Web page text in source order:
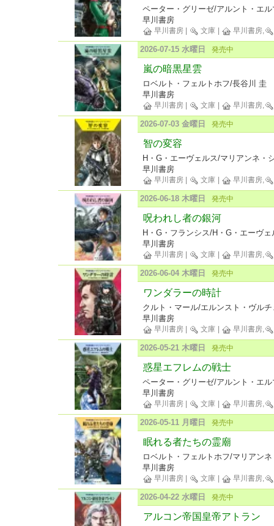
ペーター・グリーゼ/アルント・エ
早川書房
早川書房 文庫 早川書房,
2026-07-15 水曜日 発売中
嵐の暗黒星雲
ロベルト・フェルトホフ/長谷川 圭
早川書房
早川書房 文庫 早川書房,
2026-07-03 金曜日 発売中
智の変容
H・G・エーヴェルス/マリアンネ・
早川書房
早川書房 文庫 早川書房,
2026-06-18 木曜日 発売中
呪われし者の銀河
H・G・フランシス/H・G・エーヴ
早川書房
早川書房 文庫 早川書房,
2026-06-04 木曜日 発売中
ワンダラーの時計
クルト・マール/エルンスト・ヴル
早川書房
早川書房 文庫 早川書房,
2026-05-21 木曜日 発売中
惑星エフレムの戦士
ペーター・グリーゼ/アルント・エ
早川書房
早川書房 文庫 早川書房,
2026-05-11 月曜日 発売中
眠れる者たちの霊廟
ロベルト・フェルトホフ/マリアン
早川書房
早川書房 文庫 早川書房,
2026-04-22 水曜日 発売中
アルコン帝国皇帝アトラン